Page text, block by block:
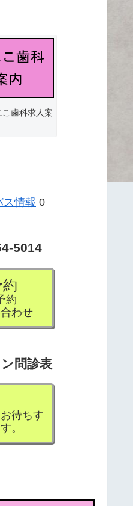
こ歯科求人案
ス情報 0
5014
約
わせ
問診表
待ちす
。